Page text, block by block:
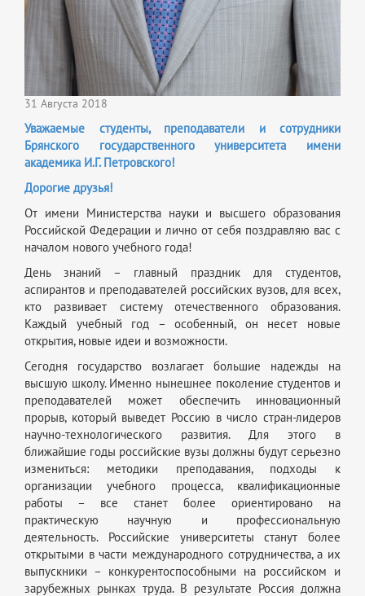
31 Августа 2018
Уважаемые студенты, преподаватели и сотрудники
Брянского государственного университета имени
академика И.Г. Петровского!
Дорогие друзья!
От имени Министерства науки и высшего образования
Российской Федерации и лично от себя поздравляю вас с
началом нового учебного года!
День знаний – главный праздник для студентов,
аспирантов и преподавателей российских вузов, для всех,
кто развивает систему отечественного образования.
Каждый учебный год – особенный, он несет новые
открытия, новые идеи и возможности.
Сегодня государство возлагает большие надежды на
высшую школу. Именно нынешнее поколение студентов и
преподавателей может обеспечить инновационный
прорыв, который выведет Россию в число стран-лидеров
научно-технологического развития. Для этого в
ближайшие годы российские вузы должны будут серьезно
измениться: методики преподавания, подходы к
организации учебного процесса, квалификационные
работы – все станет более ориентировано на
практическую научную и профессиональную
деятельность. Российские университеты станут более
открытыми в части международного сотрудничества, а их
выпускники – конкурентоспособными на российском и
зарубежных рынках труда. В результате Россия должна